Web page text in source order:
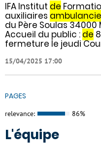
IFA Institut de
auxiliaires
du Père Soulas 34000
Accueil du public : de
fermeture le jeudi
15/04/2025 17:00
PAGES
relevance: 86%
L'équipe